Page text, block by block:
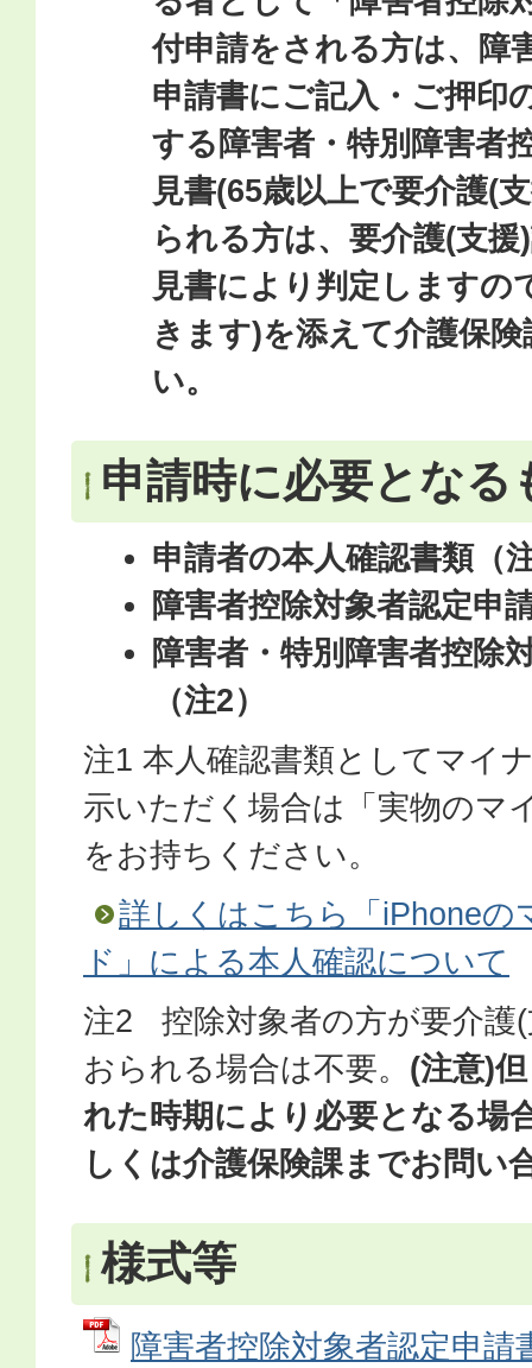
付申請をされる方は、障
申請書にご記入・ご押印
する障害者・特別障害者
見書(65歳以上で要介護(
られる方は、要介護(支
見書により判定しますの
きます)を添えて介護保
い。
申請時に必要となる
申請者の本人確認書類（
障害者控除対象者認定申
障害者・特別障害者控除
（注2）
注1 本人確認書類としてマイ
示いただく場合は「実物のマ
をお持ちください。
詳しくはこちら「iPhoneの
ド」による本人確認について
注2 控除対象者の方が要介護
おられる場合は不要。 (注意)
れた時期により必要となる場
しくは介護保険課までお問い
様式等
障害者控除対象者認定申